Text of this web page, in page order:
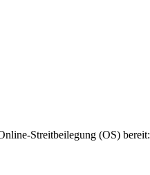
Streitbeilegung (OS) bereit: